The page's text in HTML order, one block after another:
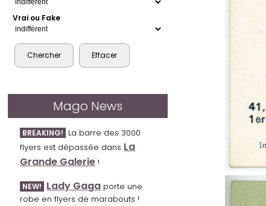
Vrai ou Fake
Mago News
BREAKING! La barre des 3000
flyers est dépassée dans La
Grande Galerie !
NEW! Lady Gaga porte une
robe en flyers de marabouts !